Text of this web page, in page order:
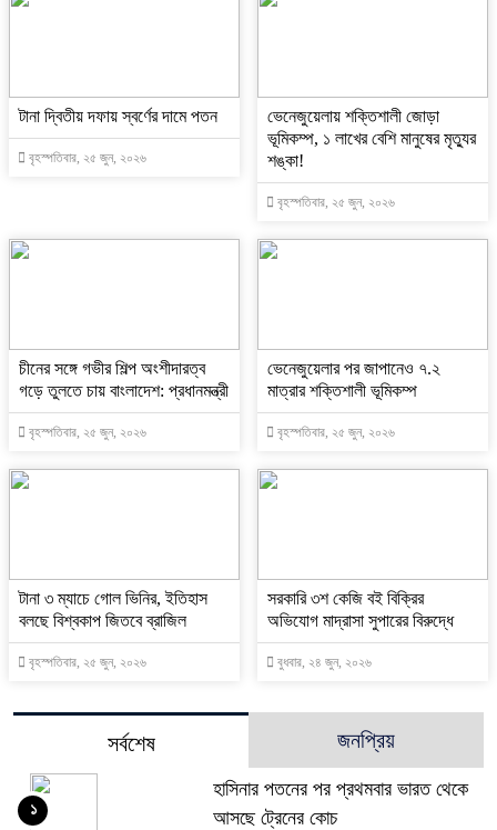
টানা দ্বিতীয় দফায় স্বর্ণের দামে পতন
বৃহস্পতিবার, ২৫ জুন, ২০২৬
ভেনেজুয়েলায় শক্তিশালী জোড়া
ভূমিকম্প, ১ লাখের বেশি মানুষের মৃত্যুর
শঙ্কা!
বৃহস্পতিবার, ২৫ জুন, ২০২৬
চীনের সঙ্গে গভীর শিল্প অংশীদারত্ব
গড়ে তুলতে চায় বাংলাদেশ: প্রধানমন্ত্রী
বৃহস্পতিবার, ২৫ জুন, ২০২৬
ভেনেজুয়েলার পর জাপানেও ৭.২
মাত্রার শক্তিশালী ভূমিকম্প
বৃহস্পতিবার, ২৫ জুন, ২০২৬
টানা ৩ ম্যাচে গোল ভিনির, ইতিহাস
বলছে বিশ্বকাপ জিতবে ব্রাজিল
বৃহস্পতিবার, ২৫ জুন, ২০২৬
সরকারি ৩শ কেজি বই বিক্রির
অভিযোগ মাদ্রাসা সুপারের বিরুদ্ধে
বুধবার, ২৪ জুন, ২০২৬
সর্বশেষ জনপ্রিয়
হাসিনার পতনের পর প্রথমবার ভারত থেকে
আসছে ট্রেনের কোচ
১